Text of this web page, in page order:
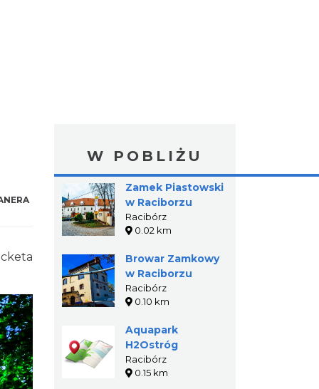
W POBLIŻU
Zamek Piastowski
w Raciborzu
Racibórz
0.02 km
Browar Zamkowy
w Raciborzu
Racibórz
0.10 km
Aquapark
H2Ostróg
Racibórz
0.15 km